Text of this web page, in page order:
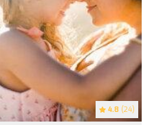
4.8 (24)